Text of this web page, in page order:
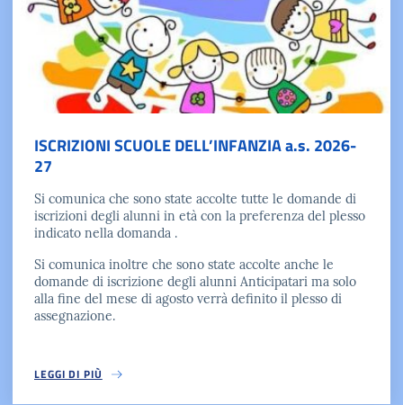
ISCRIZIONI SCUOLE DELL’INFANZIA a.s. 2026-
27
Si comunica che sono state accolte tutte le domande di
iscrizioni degli alunni in età con la preferenza del plesso
indicato nella domanda .
Si comunica inoltre che sono state accolte anche le
domande di iscrizione degli alunni Anticipatari ma solo
alla fine del mese di agosto verrà definito il plesso di
assegnazione.
LEGGI DI PIÙ